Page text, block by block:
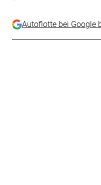
Autoflotte bei Google